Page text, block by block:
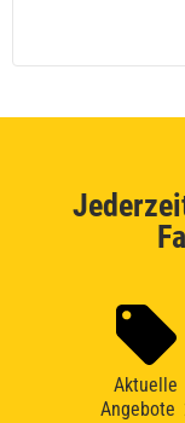
Aktuelle
Angebote